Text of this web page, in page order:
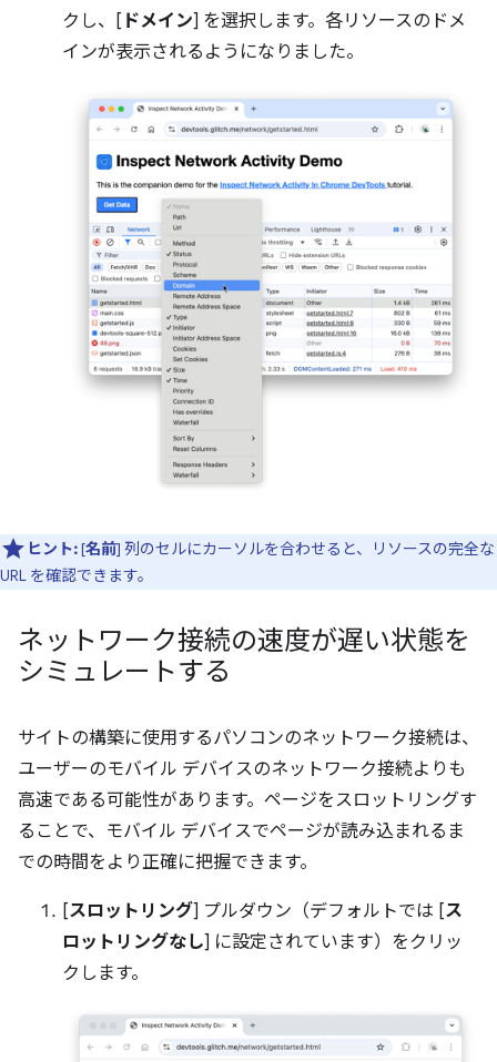
クし、[ ドメイン] を選択します。各リソースのドメ
インが表示されるようになりました。
ヒント:[名前] 列のセルにカーソルを合わせると、リソースの完全な
URL を確認できます。
ネットワーク接続の速度が遅い状態を
シミュレートする
サイトの構築に使用するパソコンのネットワーク接続は、
ユーザーのモバイル デバイスのネットワーク接続よりも
高速である可能性があります。ページをスロットリングす
ることで、モバイル デバイスでページが読み込まれるま
での時間をより正確に把握できます。
[スロットリング] プルダウン（デフォルトでは [ス
ロットリングなし] に設定されています）をクリッ
クします。